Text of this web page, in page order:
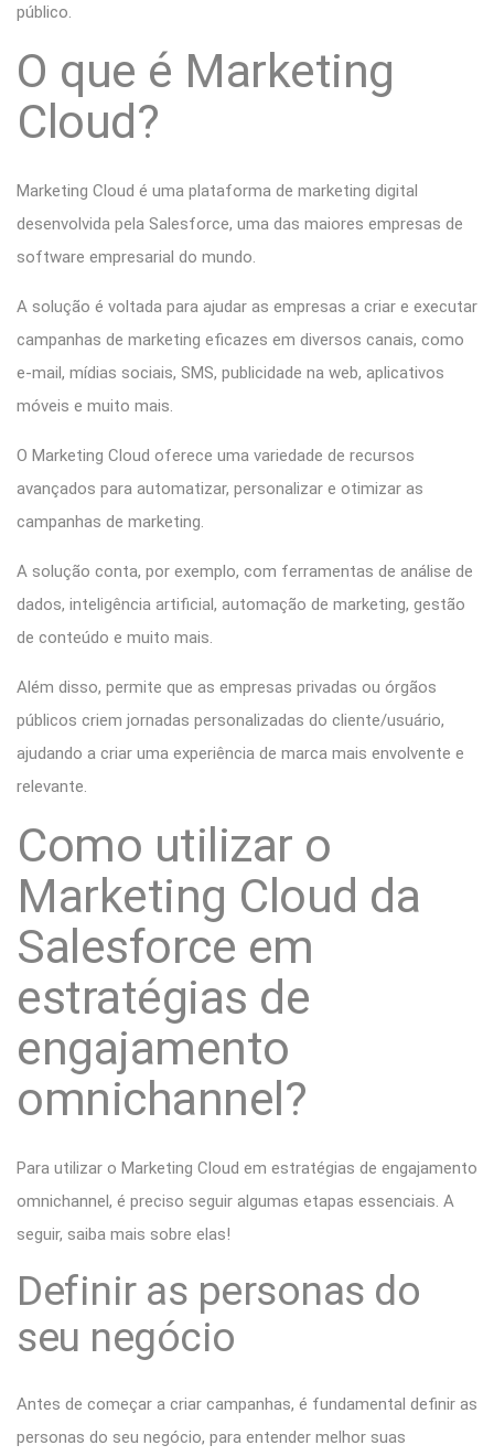
público.
O que é Marketing
Cloud?
Marketing Cloud é uma plataforma de marketing digital
desenvolvida pela Salesforce, uma das maiores empresas de
software empresarial do mundo.
A solução é voltada para ajudar as empresas a criar e executar
campanhas de marketing eficazes em diversos canais, como
e-mail, mídias sociais, SMS, publicidade na web, aplicativos
móveis e muito mais.
O Marketing Cloud oferece uma variedade de recursos
avançados para automatizar, personalizar e otimizar as
campanhas de marketing.
A solução conta, por exemplo, com ferramentas de análise de
dados, inteligência artificial, automação de marketing, gestão
de conteúdo e muito mais.
Além disso, permite que as empresas privadas ou órgãos
públicos criem jornadas personalizadas do cliente/usuário,
ajudando a criar uma experiência de marca mais envolvente e
relevante.
Como utilizar o
Marketing Cloud da
Salesforce em
estratégias de
engajamento
omnichannel?
Para utilizar o Marketing Cloud em estratégias de engajamento
omnichannel, é preciso seguir algumas etapas essenciais. A
seguir, saiba mais sobre elas!
Definir as personas do
seu negócio
Antes de começar a criar campanhas, é fundamental definir as
personas do seu negócio, para entender melhor suas